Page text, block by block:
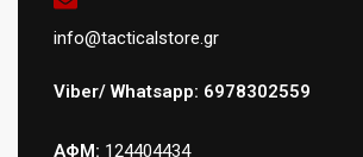
info@tacticalstore.gr
Viber/ Whatsapp: 6978302559
ΑΦΜ: 124404434